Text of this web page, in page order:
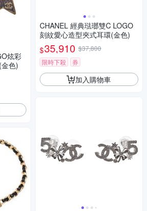
炫彩
色)
CHANEL 經典琺瑯雙C LOGO
刻紋愛心造型夾式耳環(金色)
$35,910 $37,800
限時下殺
券
加入購物車